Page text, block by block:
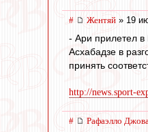
# Жентяй » 19
- Ари прилетел
Асхабадзе в
принять
http://news.sport-
# Рафаэлло